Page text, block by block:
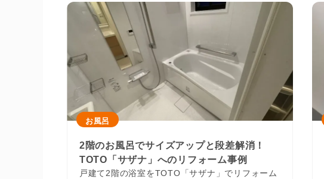
お風呂
2階のお風呂でサイズアップと段差解消！
TOTO「サザナ」へのリフォーム事例
戸建て2階の浴室をTOTO「サザナ」でリフォーム